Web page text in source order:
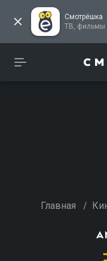
Смотрёшка
Главная /